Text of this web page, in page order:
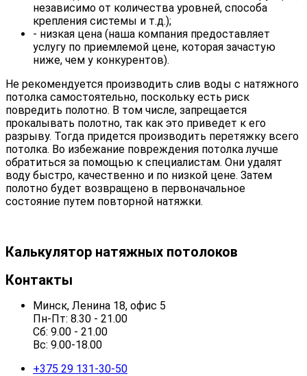
независимо от количества уровней, способа
крепления системы и т.д.);
- низкая цена (наша компания предоставляет
услугу по приемлемой цене, которая зачастую
ниже, чем у конкурентов).
Не рекомендуется производить слив воды с натяжного
потолка самостоятельно, поскольку есть риск
повредить полотно. В том числе, запрещается
прокалывать полотно, так как это приведет к его
разрыву. Тогда придется производить перетяжку всего
потолка. Во избежание повреждения потолка лучше
обратиться за помощью к специалистам. Они удалят
воду быстро, качественно и по низкой цене. Затем
полотно будет возвращено в первоначальное
состояние путем повторной натяжки.
Калькулятор натяжных потолоков
Контакты
Минск, Ленина 18, офис 5
Пн-Пт: 8.30 - 21.00
Сб: 9.00 - 21.00
Вс: 9.00-18.00
+375 29 131-30-50